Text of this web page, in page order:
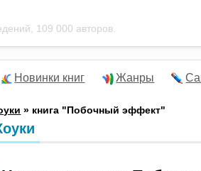
109 000 авторов.
Новинки книг Жанры
» книга "Побочный эффект"